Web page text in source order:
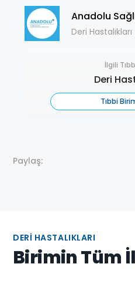
Anadolu
Deri Hastalıkları
İlgili
Deri
Tıbbi
Paylaş:
DERI HASTALIKLARI
Birimin Tüm